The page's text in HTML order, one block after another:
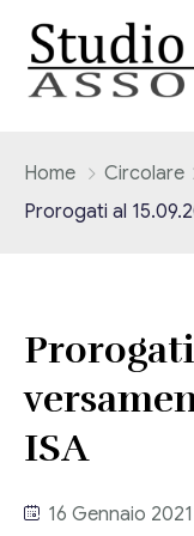
I nostri servizi
Contabilità
Adempimenti
Contrattualistica
Consulenza
Circolari Flash
Eventi
Video/Tv
Università
Home
Circolare
Prorogati al
ISA
16 Gennaio 2021